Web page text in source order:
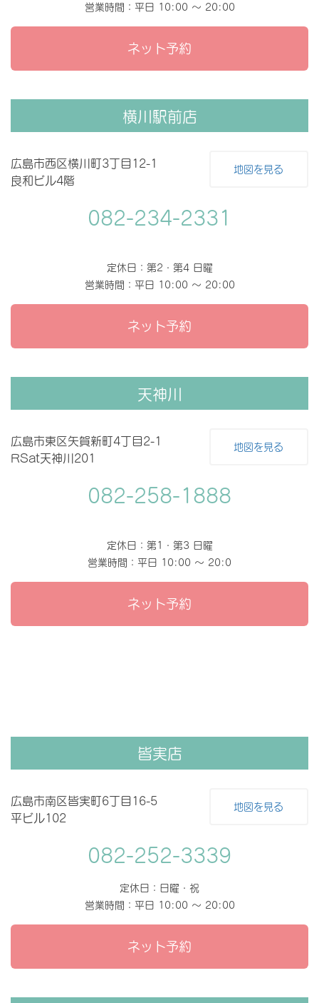
営業時間：平日 10:00 〜 20:00
ネット予約
横川駅前店
広島市西区横川町3丁目12-1
良和ビル4階
地図を見る
082-234-2331
定休日：第2・第4 日曜
営業時間：平日 10:00 〜 20:00
ネット予約
天神川
広島市東区矢賀新町4丁目2-1
RSat天神川201
地図を見る
082-258-1888
定休日：第1・第3 日曜
営業時間：平日 10:00 〜 20:0
ネット予約
皆実店
広島市南区皆実町6丁目16-5
平ビル102
地図を見る
082-252-3339
定休日：日曜・祝
営業時間：平日 10:00 〜 20:00
ネット予約